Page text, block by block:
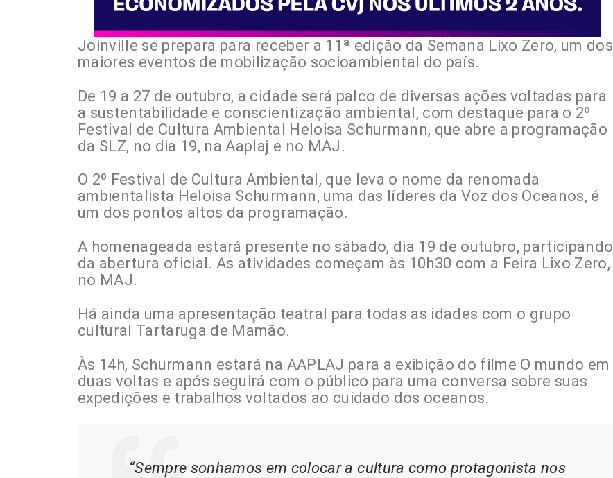
Joinville se prepara para receber a 11ª edição da Semana Lixo Zero, um dos
maiores eventos de mobilização socioambiental do país.
De 19 a 27 de outubro, a cidade será palco de diversas ações voltadas para
a sustentabilidade e conscientização ambiental, com destaque para o 2º
Festival de Cultura Ambiental Heloisa Schurmann, que abre a programação
da SLZ, no dia 19, na Aaplaj e no MAJ.
O 2º Festival de Cultura Ambiental, que leva o nome da renomada
ambientalista Heloisa Schurmann, uma das líderes da Voz dos Oceanos, é
um dos pontos altos da programação.
A homenageada estará presente no sábado, dia 19 de outubro, participando
da abertura oficial. As atividades começam às 10h30 com a Feira Lixo Zero,
no MAJ.
Há ainda uma apresentação teatral para todas as idades com o grupo
cultural Tartaruga de Mamão.
Às 14h, Schurmann estará na AAPLAJ para a exibição do filme O mundo em
duas voltas e após seguirá com o público para uma conversa sobre suas
expedições e trabalhos voltados ao cuidado dos oceanos.
“Sempre sonhamos em colocar a cultura como protagonista nos